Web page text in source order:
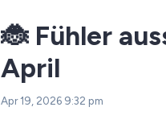
🐞 Fühler
April
Apr 19, 2026 9:32 pm